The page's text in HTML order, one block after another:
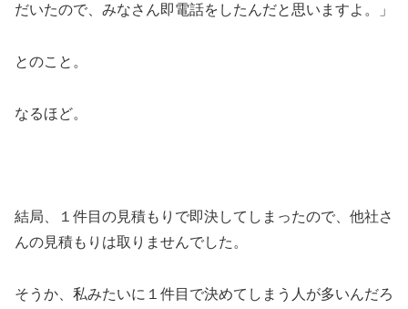
だいたので、みなさん即電話をしたんだと思いますよ。」
とのこと。
なるほど。
結局、１件目の見積もりで即決してしまったので、他社さ
んの見積もりは取りませんでした。
そうか、私みたいに１件目で決めてしまう人が多いんだろ